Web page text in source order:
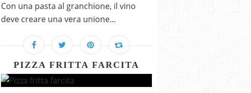
Con una pasta al granchione, il vino
deve creare una vera unione...
PIZZA FRITTA FARCITA